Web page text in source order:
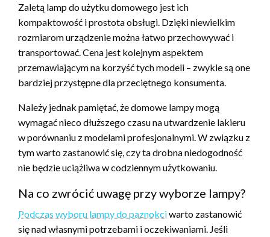
Zaletą lamp do użytku domowego jest ich
kompaktowość i prostota obsługi. Dzięki niewielkim
rozmiarom urządzenie można łatwo przechowywać i
transportować. Cena jest kolejnym aspektem
przemawiającym na korzyść tych modeli – zwykle są one
bardziej przystępne dla przeciętnego konsumenta.
Należy jednak pamiętać, że domowe lampy mogą
wymagać nieco dłuższego czasu na utwardzenie lakieru
w porównaniu z modelami profesjonalnymi. W związku z
tym warto zastanowić się, czy ta drobna niedogodność
nie będzie uciążliwa w codziennym użytkowaniu.
Na co zwrócić uwagę przy wyborze lampy?
Podczas wyboru lampy do paznokciwarto zastanowić
się nad własnymi potrzebami i oczekiwaniami. Jeśli